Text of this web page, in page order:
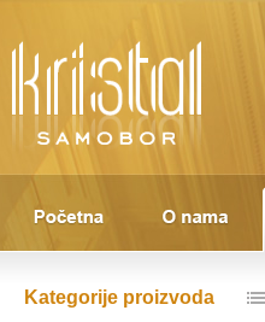
Kategorije proizvoda